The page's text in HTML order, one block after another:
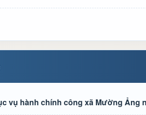
vụ hành chính công xã Mường Ảng